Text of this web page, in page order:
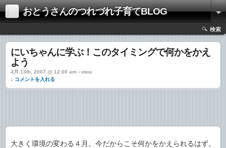
おとうさんのつれづれ子育てBLOG
検索
にいちゃんに学ぶ！このタイミングで何かをかえ
よう
4月 13th, 2007 @ 12:00 am › otou
↓ コメントを入れる
大きく環境の変わる４月。今だからこそ何かをかえられるはず。